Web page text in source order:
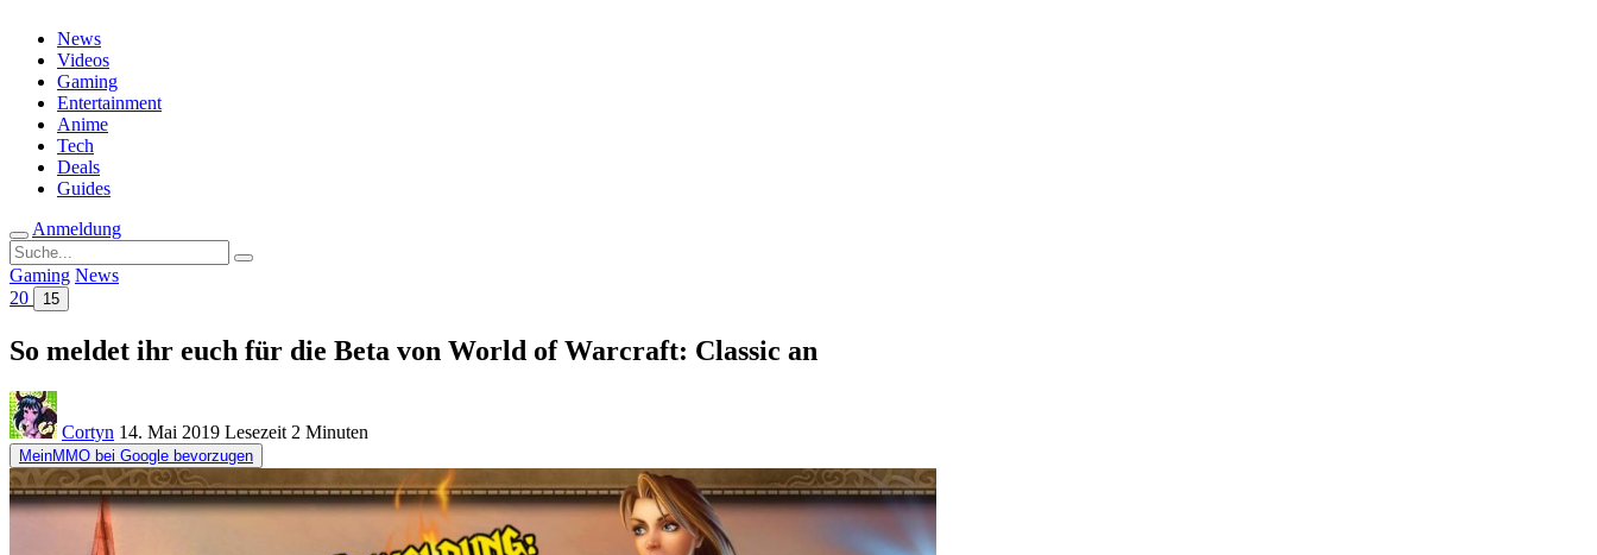
News
Videos
Gaming
Entertainment
Anime
Tech
Deals
Guides
Anmeldung
Suche
nach:
Gaming News
20
15
So meldet ihr euch für die Beta von World of Warcraft: Classic an
Cortyn 14. Mai 2019 Lesezeit 2 Minuten
MeinMMO bei Google bevorzugen